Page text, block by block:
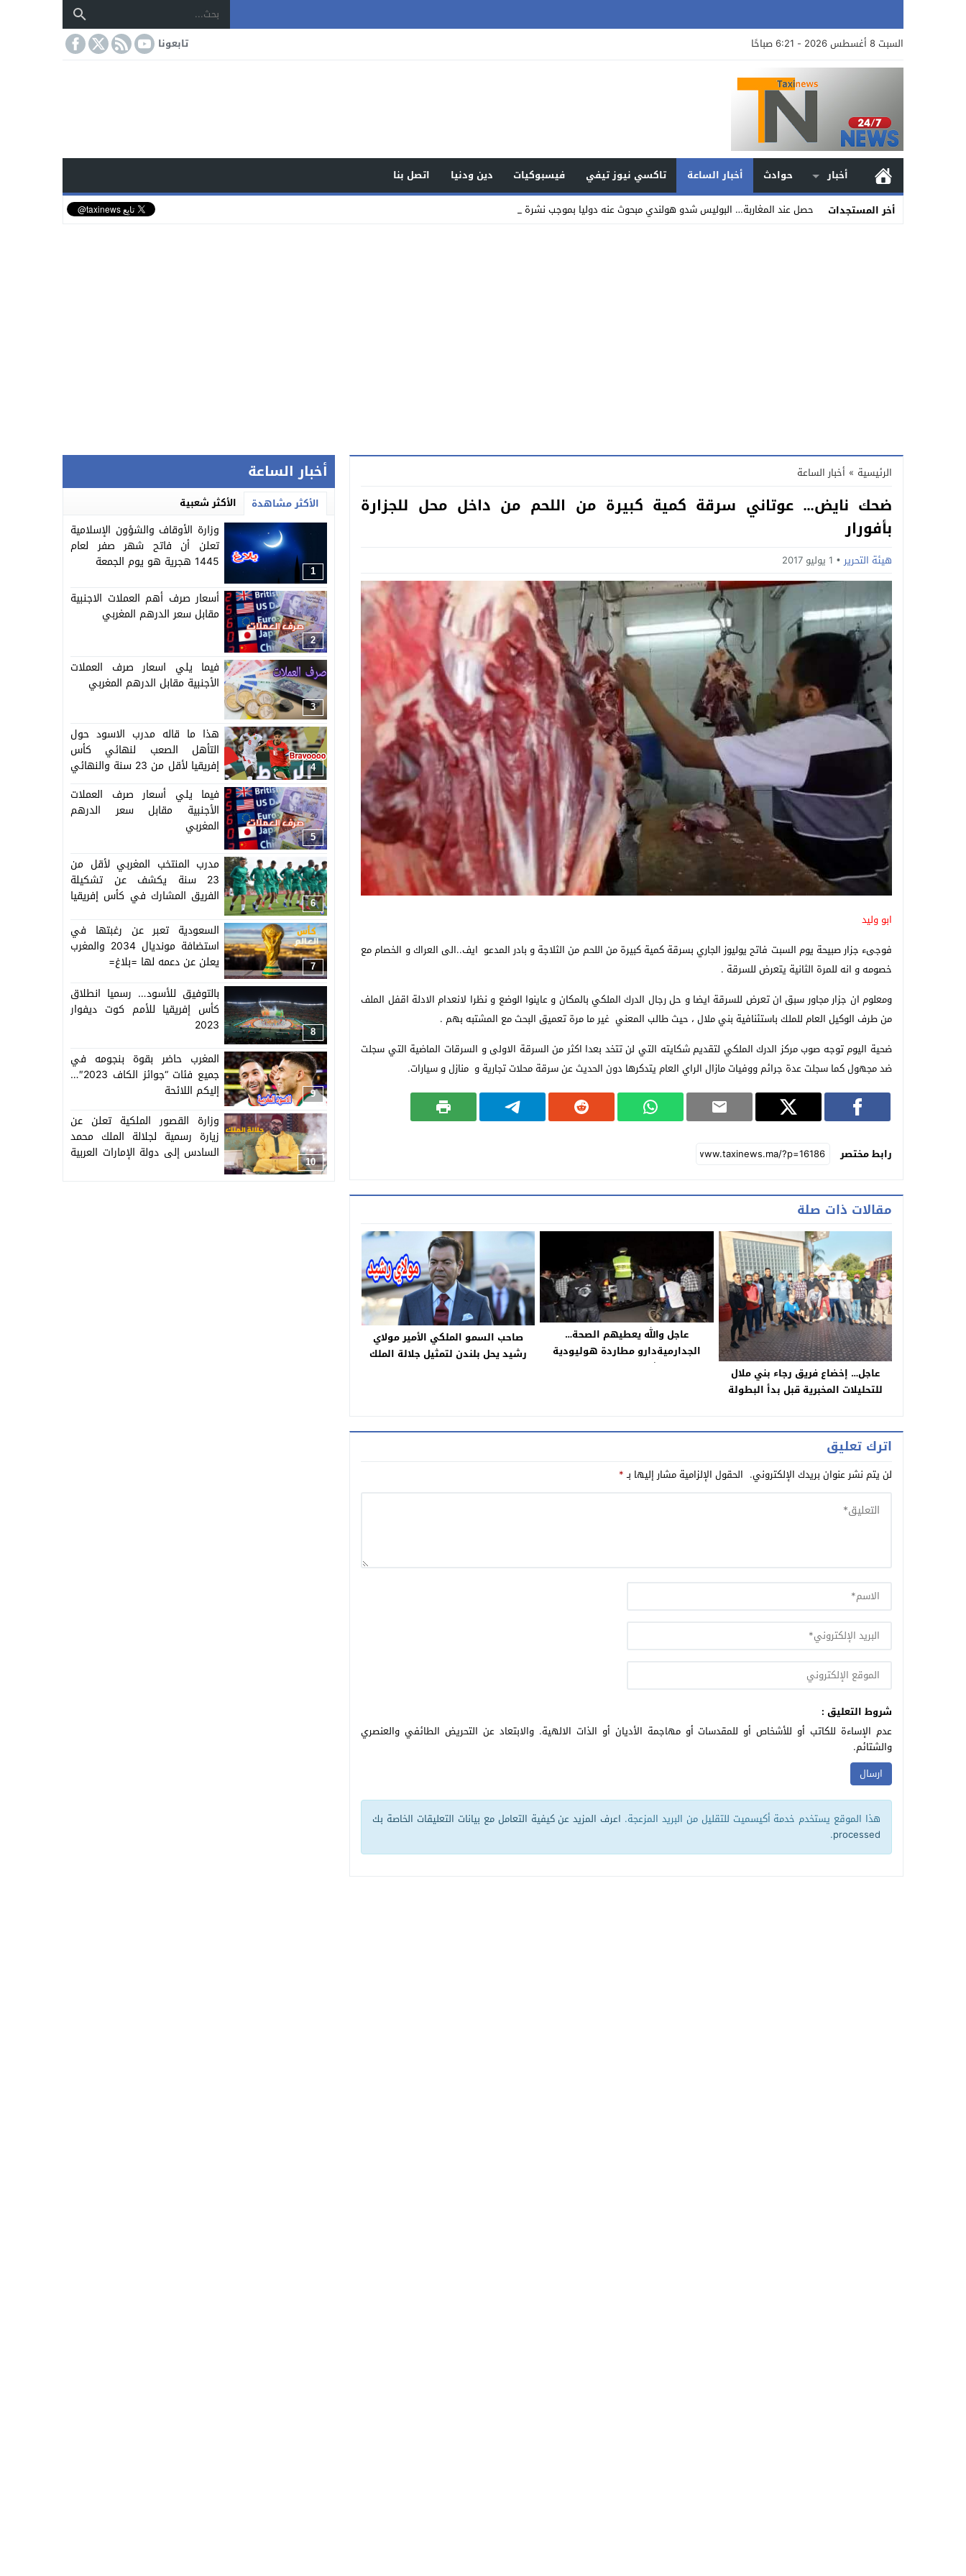
السبت 8 أغسطس 2026 - 6:21 صباحًا تابعونا
أخبار حوادث أخبار الساعة تاكسي نيوز تيفي فيسبوكيات دين ودنيا
اتصل بنا
أخر المستجدات
حصل عند المغاربة… البوليس شدو هولندي مبحوث عنه دوليا بموجب نشرة حمراء في قضايا_
الرئيسية » أخبار الساعة
ضحك نايض… عوتاني سرقة كمية كبيرة من اللحم من داخل محل للجزارة
بأفورار
هيئة التحرير 1 يوليو 2017
ابو وليد
فوجىء جزار صبيحة يوم السبت فاتح يوليوز الجاري بسرقة كمية كبيرة من اللحم من الثلاجة و بادر المدعو ايف..الى العراك و الخصام مع
خصومه و انه للمرة الثانية يتعرض للسرقة .
ومعلوم ان جزار مجاور سبق ان تعرض للسرقة ايضا و حل رجال الدرك الملكي بالمكان و عاينوا الوضع و نظرا لانعدام الادلة اقفل الملف
من طرف الوكيل العام للملك باستئنافية بني ملال ، حيث طالب المعني غير ما مرة تعميق البحث مع المشتبه بهم .
ضحية اليوم توجه صوب مركز الدرك الملكي لتقديم شكايته التي لن تتخد بعدا اكثر من السرقة الاولى و السرقات الماضية التي سجلت
ضد مجهول كما سجلت عدة جرائم ووفيات مازال الراي العام يتدكرها دون الحديث عن سرقة محلات تجارية و منازل و سيارات.
رابط مختصر
مقالات ذات صلة
عاجل… إخضاع فريق رجاء بني ملال
للتحليلات المخبرية قبل بدأ البطولة
عاجل والله يعطيهم الصحة…
الجدارميةدارو مطاردة هوليودية
فالجبال و شدو مروج خطير جاي من
صاحب السمو الملكي الأمير مولاي
رشيد يحل بلندن لتمثيل جلالة الملك
اترك تعليق
لن يتم نشر عنوان بريدك الإلكتروني. الحقول الإلزامية مشار إليها بـ*
شروط التعليق :
عدم الإساءة للكاتب أو للأشخاص أو للمقدسات أو مهاجمة الأديان أو الذات الالهية. والابتعاد عن التحريض الطائفي والعنصري
والشتائم.
هذا الموقع يستخدم خدمة أكيسميت للتقليل من البريد المزعجة. اعرف المزيد عن كيفية التعامل مع بيانات التعليقات الخاصة بك
processed
.
أخبار الساعة
الأكثر مشاهدة الأكثر شعبية
1
وزارة الأوقاف والشؤون الإسلامية
تعلن أن فاتح شهر صفر لعام
1445 هجرية هو يوم الجمعة
2
أسعار صرف أهم العملات الاجنبية
مقابل سعر الدرهم المغربي
3
فيما يلي اسعار صرف العملات
الأجنبية مقابل الدرهم المغربي
4
هذا ما قاله مدرب الاسود حول
التأهل الصعب لنهائي كأس
إفريقيا لأقل من 23 سنة والنهائي
5
فيما يلي أسعار صرف العملات
الأجنبية مقابل سعر الدرهم
المغربي
6
مدرب المنتخب المغربي لأقل من
23 سنة يكشف عن تشكيلة
الفريق المشارك في كأس إفريقيا
7
السعودية تعبر عن رغبتها في
استضافة مونديال 2034 والمغرب
يعلن عن دعمه لها =بلاغ=
8
بالتوفيق للأسود… رسميا انطلاق
كأس إفريقيا للأمم كوت ديفوار
2023
9
المغرب حاضر بقوة بنجومه في
جميع فئات “جوائز الكاف 2023″…
إليكم اللائحة
10
وزارة القصور الملكية تعلن عن
زيارة رسمية لجلالة الملك محمد
السادس إلى دولة الإمارات العربية